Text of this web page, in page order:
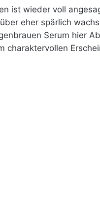
ist wieder voll
eher spärlich
Serum hier
charaktervollen